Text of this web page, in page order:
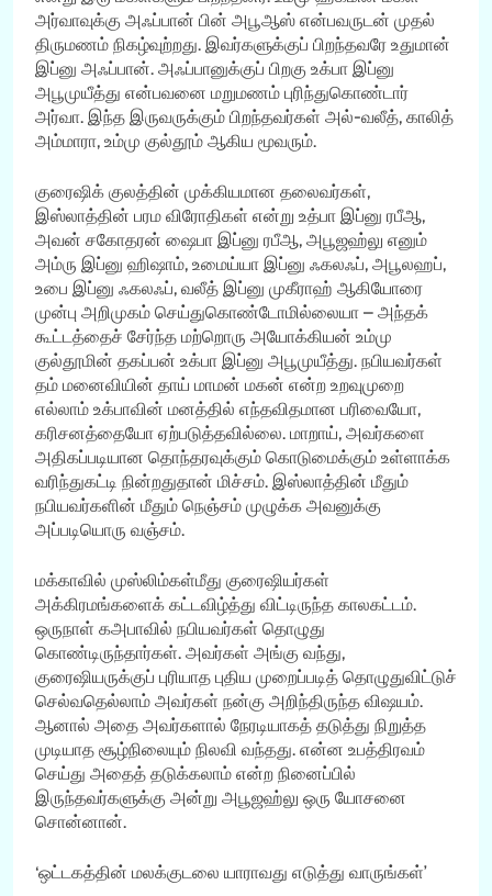
அர்வாவுக்கு அஃப்பான் பின் அபூஆஸ் என்பவருடன் முதல்
திருமணம் நிகழ்வுற்றது. இவர்களுக்குப் பிறந்தவரே உதுமான்
இப்னு அஃப்பான். அஃப்பானுக்குப் பிறகு உக்பா இப்னு
அபூமுயீத்து என்பவனை மறுமணம் புரிந்துகொண்டார்
அர்வா. இந்த இருவருக்கும் பிறந்தவர்கள் அல்-வலீத், காலித்
அம்மாரா, உம்மு குல்தூம் ஆகிய மூவரும்.
குரைஷிக் குலத்தின் முக்கியமான தலைவர்கள்,
இஸ்லாத்தின் பரம விரோதிகள் என்று உத்பா இப்னு ரபீஆ,
அவன் சகோதரன் ஷைபா இப்னு ரபீஆ, அபூஜஹ்லு எனும்
அம்ரு இப்னு ஹிஷாம், உமைய்யா இப்னு ஃகலஃப், அபூலஹப்,
உபை இப்னு ஃகலஃப், வலீத் இப்னு முகீராஹ் ஆகியோரை
முன்பு அறிமுகம் செய்துகொண்டோமில்லையா – அந்தக்
கூட்டத்தைச் சேர்ந்த மற்றொரு அயோக்கியன் உம்மு
குல்தூமின் தகப்பன் உக்பா இப்னு அபூமுயீத்து. நபியவர்கள்
தம் மனைவியின் தாய் மாமன் மகன் என்ற உறவுமுறை
எல்லாம் உக்பாவின் மனத்தில் எந்தவிதமான பரிவையோ,
கரிசனத்தையோ ஏற்படுத்தவில்லை. மாறாய், அவர்களை
அதிகப்படியான தொந்தரவுக்கும் கொடுமைக்கும் உள்ளாக்க
வரிந்துகட்டி நின்றதுதான் மிச்சம். இஸ்லாத்தின் மீதும்
நபியவர்களின் மீதும் நெஞ்சம் முழுக்க அவனுக்கு
அப்படியொரு வஞ்சம்.
மக்காவில் முஸ்லிம்கள்மீது குரைஷியர்கள்
அக்கிரமங்களைக் கட்டவிழ்த்து விட்டிருந்த காலகட்டம்.
ஒருநாள் கஅபாவில் நபியவர்கள் தொழுது
கொண்டிருந்தார்கள். அவர்கள் அங்கு வந்து,
குரைஷியருக்குப் புரியாத புதிய முறைப்படித் தொழுதுவிட்டுச்
செல்வதெல்லாம் அவர்கள் நன்கு அறிந்திருந்த விஷயம்.
ஆனால் அதை அவர்களால் நேரடியாகத் தடுத்து நிறுத்த
முடியாத சூழ்நிலையும் நிலவி வந்தது. என்ன உபத்திரவம்
செய்து அதைத் தடுக்கலாம் என்ற நினைப்பில்
இருந்தவர்களுக்கு அன்று அபூஜஹ்லு ஒரு யோசனை
சொன்னான்.
‘ஒட்டகத்தின் மலக்குடலை யாராவது எடுத்து வாருங்கள்’